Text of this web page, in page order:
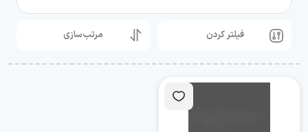
فیلتر کردن مرتب‌سازی